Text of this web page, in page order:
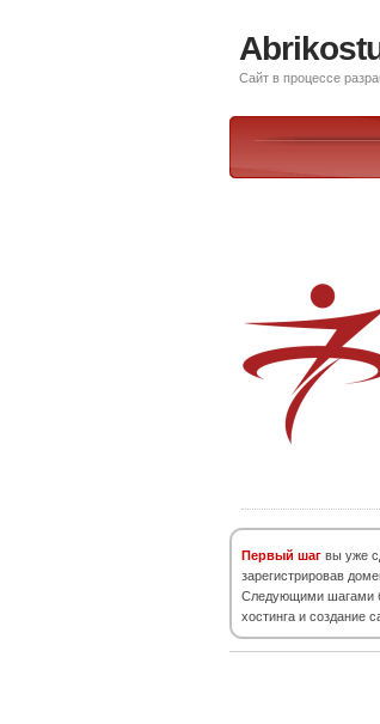
Сайт в процессе
Первый шаг вы уже
зарегистрировав
Следующими шагами
хостинга и создание